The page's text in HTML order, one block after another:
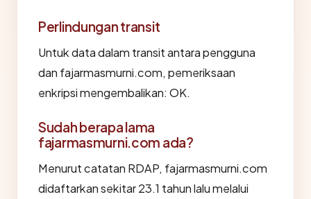
Perlindungan transit
Untuk data dalam transit antara pengguna
dan fajarmasmurni.com, pemeriksaan
enkripsi mengembalikan: OK.
Sudah berapa lama
fajarmasmurni.com ada?
Menurut catatan RDAP, fajarmasmurni.com
didaftarkan sekitar 23.1 tahun lalu melalui